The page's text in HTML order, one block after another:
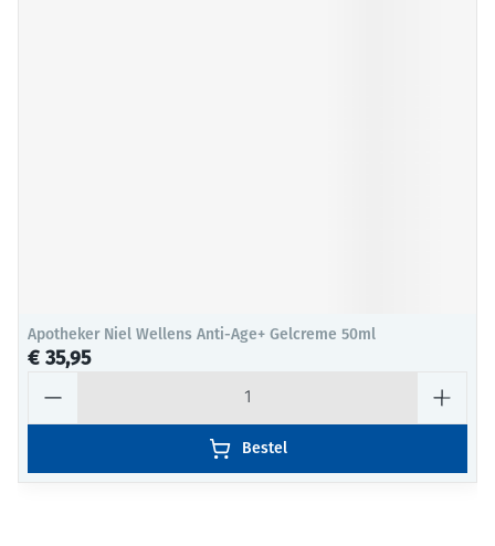
Apotheker Niel Wellens Anti-Age+ Gelcreme 50ml
€ 35,95
Bestel